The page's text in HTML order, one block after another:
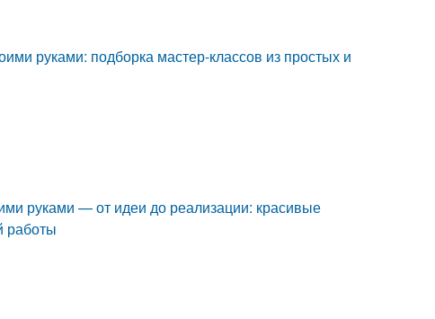
руками: подборка мастер-классов из простых и
руками — от идеи до реализации: красивые
работы